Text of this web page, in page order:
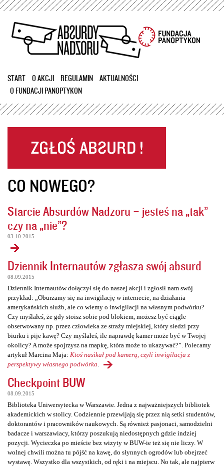
Przejdź
treści
START O AKCJI REGULAMIN
AKTUALNOŚCI
O FUNDACJI PANOPTYKON
CO NOWEGO?
Starcie Absurdów Nadzoru – jesteś na „tak”
czy na „nie”?
03.10.2015
Dziennik Internautów zgłasza swój absurd
08.09.2015
Dziennik Internautów dołączył się do naszej akcji i zgłosił nam swój
przykład: „Oburzamy się na inwigilację w internecie, na działania
amerykańskich służb, ale co wiemy o inwigilacji na własnym podwórku?
Czy myślałeś, że gdy stoisz sobie pod blokiem, możesz być ciągle
obserwowany np. przez człowieka ze straży miejskiej, który siedzi przy
biurku i pije kawę? Czy myślałeś, ile naprawdę kamer może być w Twojej
okolicy? A może spojrzysz na mapkę, która może to ukazywać?”. Polecamy
artykuł Marcina Maja: Ktoś nasikał pod kamerą, czyli inwigilacja z
perspektywy własnego podwórka
Checkpoint BUW
08.09.2015
Biblioteka Uniwersytecka w Warszawie. Jedna z najważniejszych bibliotek
akademickich w stolicy. Codziennie przewijają się przez nią setki studentów,
doktorantów i pracowników naukowych. Są również pasjonaci, samodzielni
badacze i warszawiacy, którzy poszukują niedostępnych gdzie indziej
pozycji. Wycieczka po mieście bez wizyty w BUW-ie też się nie liczy. W
wolnej chwili można tu pójść na kawę, do słynnych ogrodów lub obejrzeć
wystawę. Wszystko dla wszystkich, od ręki i na miejscu. No tak, ale najpierw